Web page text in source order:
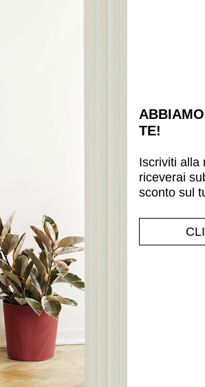
100%
TE!
Iscriviti alla
riceverai
sconto sul